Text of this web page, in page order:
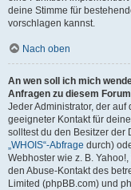
deine Stimme für
vorschlagen kannst.
Nach oben
An wen soll ich mich
Anfragen zu diesem
Jeder Administrator, der auf
geeigneter Kontakt für
solltest du den Besitzer der
„WHOIS“-Abfrage durch)
Webhoster wie z. B.
den Abuse-Kontakt des
Limited (phpBB.com) und